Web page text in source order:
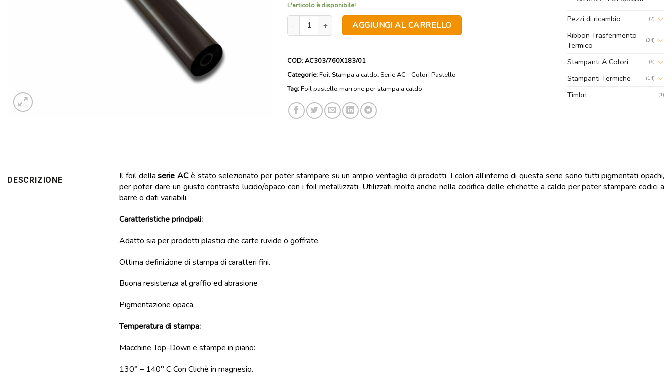
L'articolo è disponibile!
AC303 - Foil pastello marrone per stampa a caldo - Anima 1 pollice quantità
AGGIUNGI AL CARRELLO
COD:AC303/760X183/01
Categorie:Foil Stampa a caldo, Serie AC - Colori Pastello
Tag:Foil pastello marrone per stampa a caldo
Pezzi di ricambio (2)
Ribbon Trasferimento
Termico
(34)
Stampanti A Colori (6)
Stampanti Termiche (14)
Timbri (1)
DESCRIZIONE Il foil della serie AC è stato selezionato per poter stampare su un ampio ventaglio di prodotti. I colori all’interno di questa serie sono tutti pigmentati opachi,
per poter dare un giusto contrasto lucido/opaco con i foil metallizzati. Utilizzati molto anche nella codifica delle etichette a caldo per poter stampare codici a
barre o dati variabili.
Caratteristiche principali:
Adatto sia per prodotti plastici che carte ruvide o goffrate.
Ottima definizione di stampa di caratteri fini.
Buona resistenza al graffio ed abrasione
Pigmentazione opaca.
Temperatura di stampa:
Macchine Top-Down e stampe in piano:
130° – 140° C Con Clichè in magnesio.